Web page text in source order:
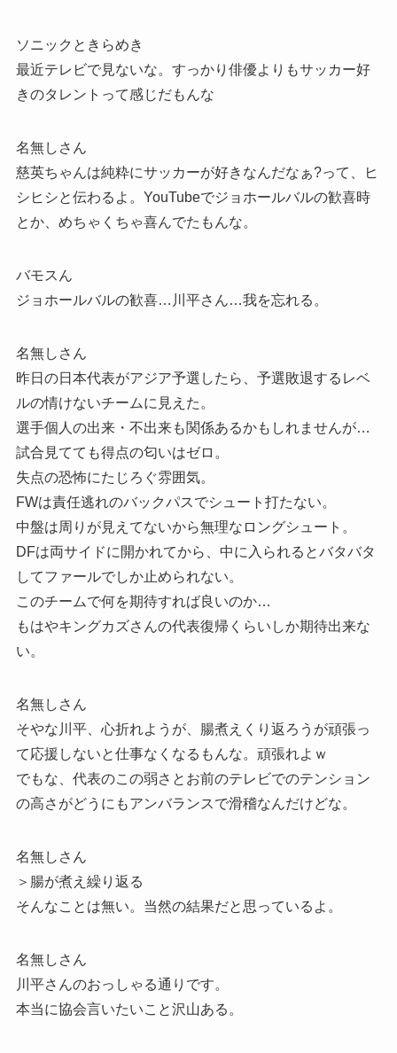
ソニックときらめき
最近テレビで見ないな。すっかり俳優よりもサッカー好
きのタレントって感じだもんな
名無しさん
慈英ちゃんは純粋にサッカーが好きなんだなぁ?って、ヒ
シヒシと伝わるよ。YouTubeでジョホールバルの歓喜時
とか、めちゃくちゃ喜んでたもんな。
バモスん
ジョホールバルの歓喜…川平さん…我を忘れる。
名無しさん
昨日の日本代表がアジア予選したら、予選敗退するレベ
ルの情けないチームに見えた。
選手個人の出来・不出来も関係あるかもしれませんが…
試合見てても得点の匂いはゼロ。
失点の恐怖にたじろぐ雰囲気。
FWは責任逃れのバックパスでシュート打たない。
中盤は周りが見えてないから無理なロングシュート。
DFは両サイドに開かれてから、中に入られるとバタバタ
してファールでしか止められない。
このチームで何を期待すれば良いのか…
もはやキングカズさんの代表復帰くらいしか期待出来な
い。
名無しさん
そやな川平、心折れようが、腸煮えくり返ろうが頑張っ
て応援しないと仕事なくなるもんな。頑張れよｗ
でもな、代表のこの弱さとお前のテレビでのテンション
の高さがどうにもアンバランスで滑稽なんだけどな。
名無しさん
＞腸が煮え繰り返る
そんなことは無い。当然の結果だと思っているよ。
名無しさん
川平さんのおっしゃる通りです。
本当に協会言いたいこと沢山ある。